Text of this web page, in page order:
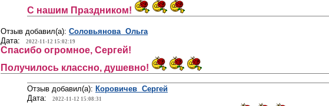
С нашим Праздником!
Отзыв добавил(а): Соловьянова Ольга
Дата:
2022-11-12 15:02:19
Спасибо огромное, Сергей!
Получилось классно, душевно!
Отзыв добавил(а): Коровичев Сергей
Дата:
2022-11-12 15:08:31